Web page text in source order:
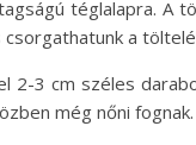
téglalapra. A
a
3 cm széles
még nőni fognak.